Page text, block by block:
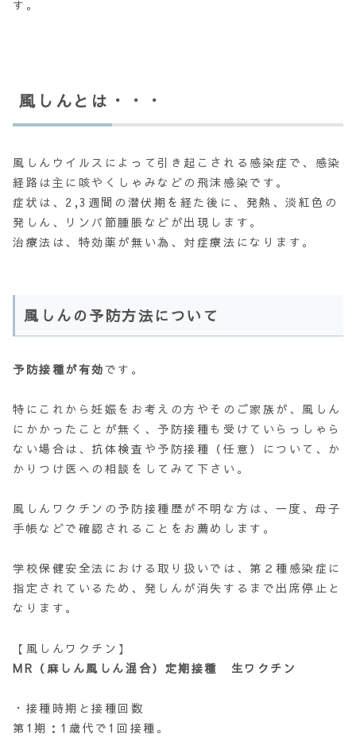
す。
風しんとは・・・
風しんウイルスによって引き起こされる感染症で、感染
経路は主に咳やくしゃみなどの飛沫感染です。
症状は、2,3週間の潜伏期を経た後に、発熱、淡紅色の
発しん、リンパ節腫脹などが出現します。
治療法は、特効薬が無い為、対症療法になります。
風しんの予防方法について
予防接種が有効 です。
特にこれから妊娠をお考えの方やそのご家族が、風しん
にかかったことが無く、予防接種も受けていらっしゃら
ない場合は、抗体検査や予防接種（任意）について、か
かりつけ医への相談をしてみて下さい。
風しんワクチンの予防接種歴が不明な方は、一度、母子
手帳などで確認されることをお薦めします。
学校保健安全法における取り扱いでは、第２種感染症に
指定されているため、発しんが消失するまで出席停止と
なります。
【風しんワクチン】
MR（麻しん風しん混合）定期接種 生ワクチン
・接種時期と接種回数
第1期：1歳代で1回接種。